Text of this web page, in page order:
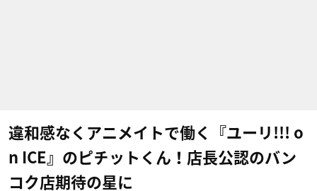
違和感なくアニメイトで働く『ユーリ!!! o
n ICE』のピチットくん！店長公認のバン
コク店期待の星に